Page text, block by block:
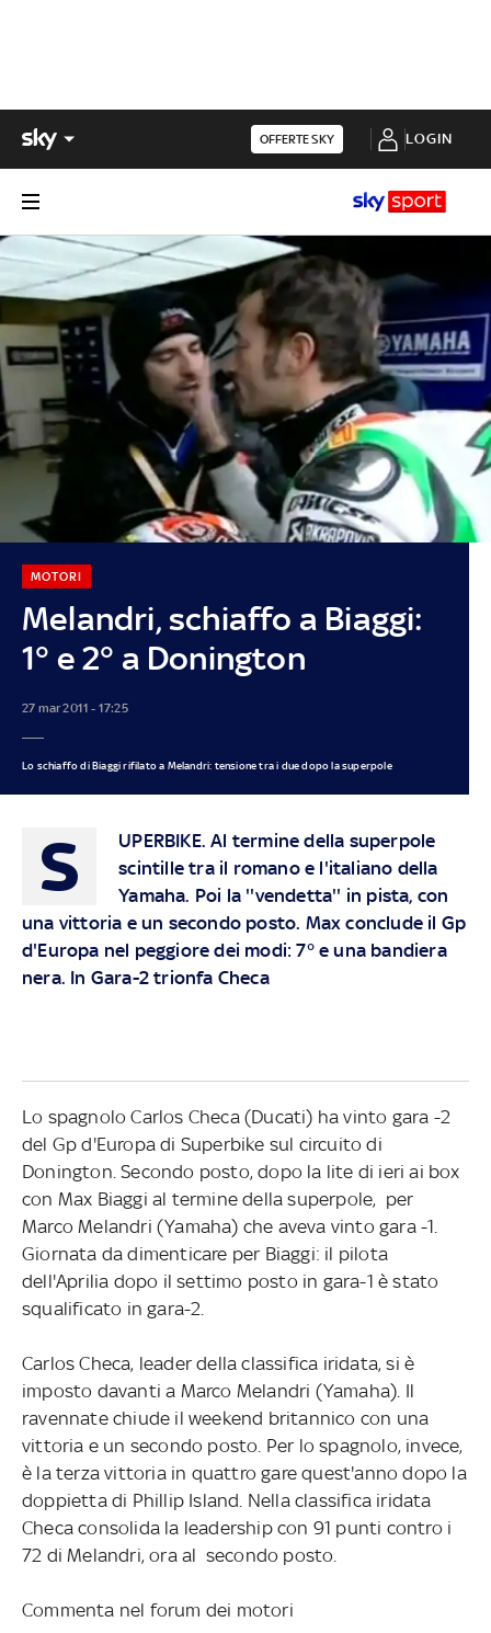
OFFERTE SKY LOGIN
Melandri, schiaffo a Biaggi:
1° e 2° a Donington
MOTORI
27 mar 2011 - 17:25
Lo schiaffo di Biaggi rifilato a Melandri: tensione tra i due dopo la superpole
S
UPERBIKE. Al termine della superpole
scintille tra il romano e l'italiano della
Yamaha. Poi la ''vendetta'' in pista, con
una vittoria e un secondo posto. Max conclude il Gp
d'Europa nel peggiore dei modi: 7° e una bandiera
nera. In Gara-2 trionfa Checa
Lo spagnolo Carlos Checa (Ducati) ha vinto gara -2
del Gp d'Europa di Superbike sul circuito di
Donington. Secondo posto, dopo la lite di ieri ai box
con Max Biaggi al termine della superpole, per
Marco Melandri (Yamaha) che aveva vinto gara -1.
Giornata da dimenticare per Biaggi: il pilota
dell'Aprilia dopo il settimo posto in gara-1 è stato
squalificato in gara-2.
Carlos Checa, leader della classifica iridata, si è
imposto davanti a Marco Melandri (Yamaha). Il
ravennate chiude il weekend britannico con una
vittoria e un secondo posto. Per lo spagnolo, invece,
è la terza vittoria in quattro gare quest'anno dopo la
doppietta di Phillip Island. Nella classifica iridata
Checa consolida la leadership con 91 punti contro i
72 di Melandri, ora al secondo posto.
Commenta nel forum dei motori